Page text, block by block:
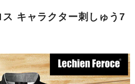
キャラクター刺しゅう7